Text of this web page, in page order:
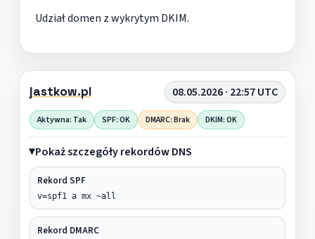
Udział domen z wykrytym DKIM.
jastkow.pl 08.05.2026 · 22:57 UTC
Aktywna: Tak SPF: OK DMARC: Brak DKIM: OK
Pokaż szczegóły rekordów DNS
Rekord SPF
v=spf1 a mx ~all
Rekord DMARC